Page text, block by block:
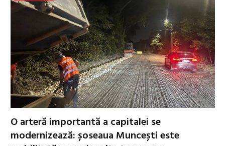
O arteră importantă a capitalei se
modernizează: șoseaua Muncești este